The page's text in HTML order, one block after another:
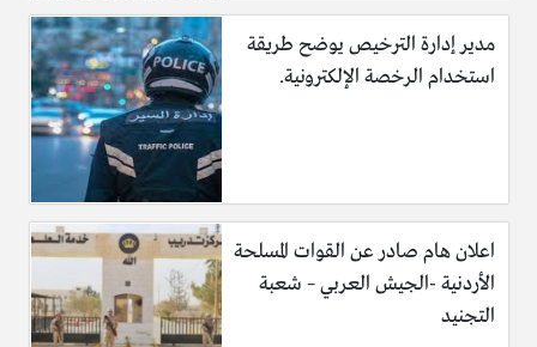
مدير إدارة الترخيص يوضح طريقة
استخدام الرخصة الإلكترونية.
اعلان هام صادر عن القوات المسلحة
الأردنية -الجيش العربي – شعبة
التجنيد